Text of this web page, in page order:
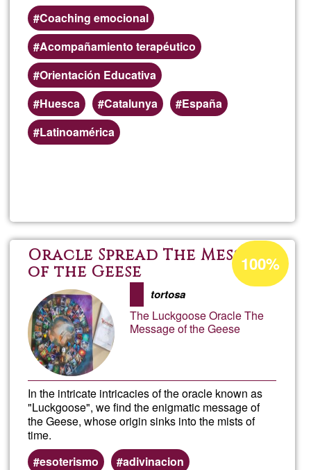
Coaching emocional
Acompañamiento terapéutico
Orientación Educativa
Huesca
Catalunya
España
Latinoamérica
La
Oracle Spread The Message
of the Geese
tortosa
The Luckgoose Oracle The
Message of the Geese
In the intricate intricacies of the oracle known as
"Luckgoose", we find the enigmatic message of
the Geese, whose origin sinks into the mists of
time.
esoterismo
adivinacion
Acceptance
percentage
Ğ1
100%